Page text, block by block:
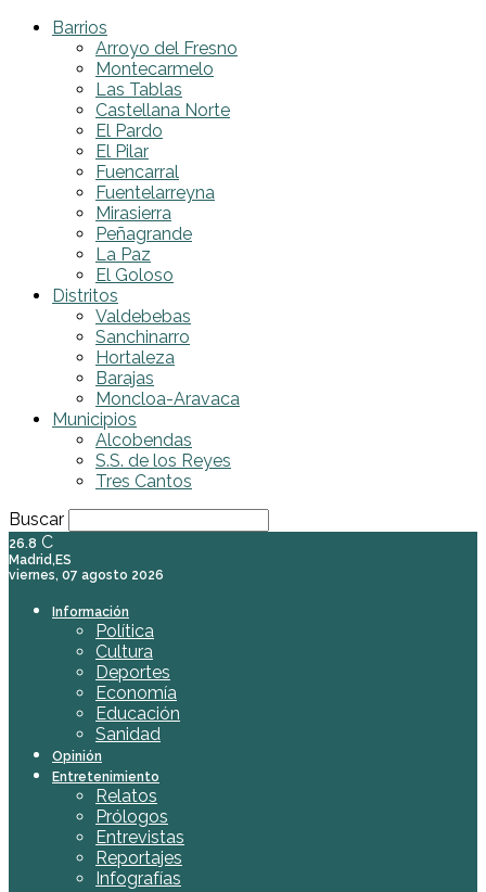
Barrios
Arroyo del Fresno
Montecarmelo
Las Tablas
Castellana Norte
El Pardo
El Pilar
Fuencarral
Fuentelarreyna
Mirasierra
Peñagrande
La Paz
El Goloso
Distritos
Valdebebas
Sanchinarro
Hortaleza
Barajas
Moncloa-Aravaca
Municipios
Alcobendas
S.S. de los Reyes
Tres Cantos
Buscar
26.8 C
Madrid,ES
viernes, 07 agosto 2026
Información
Política
Cultura
Deportes
Economía
Educación
Sanidad
Opinión
Entretenimiento
Relatos
Prólogos
Entrevistas
Reportajes
Infografías